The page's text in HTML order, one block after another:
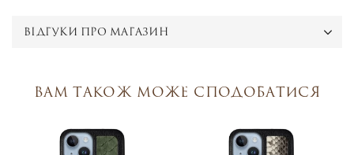
ВІДГУКИ ПРО МАГАЗИН
Вам також може сподобатися